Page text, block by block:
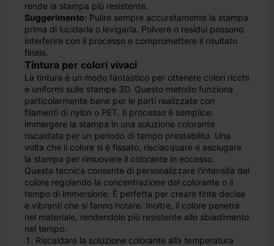
rende la stampa più resistente.
Suggerimento: Pulire sempre accuratamente la stampa
prima di lucidarla o levigarla. Polvere o residui possono
interferire con il processo e compromettere il risultato
finale.
Tintura per colori vivaci
La tintura è un modo fantastico per ottenere colori ricchi
e uniformi sulle stampe 3D. Questo metodo funziona
particolarmente bene per le parti realizzate con
filamenti di nylon o PET. Il processo è semplice:
immergere la stampa in una soluzione colorante
riscaldata per un periodo di tempo prestabilito. Una
volta che il colore si è fissato, risciacquare e asciugare
la stampa per rimuovere il colorante in eccesso.
Questa tecnica consente di personalizzare l'intensità del
colore regolando la concentrazione del colorante o il
tempo di immersione. È perfetta per creare tinte decise
e vibranti che si fanno notare. Inoltre, il colore penetra
nel materiale, rendendolo più resistente allo sbiadimento
nel tempo.
Riscaldare la soluzione colorante alla temperatura